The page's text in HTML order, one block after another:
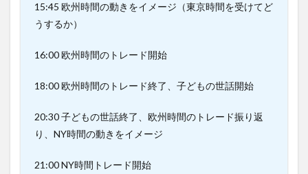
15:45 欧州時間の動きをイメージ（東京時間を受けてど
うするか）
16:00 欧州時間のトレード開始
18:00 欧州時間のトレード終了、子どもの世話開始
20:30 子どもの世話終了、欧州時間のトレード振り返
り、NY時間の動きをイメージ
21:00 NY時間トレード開始